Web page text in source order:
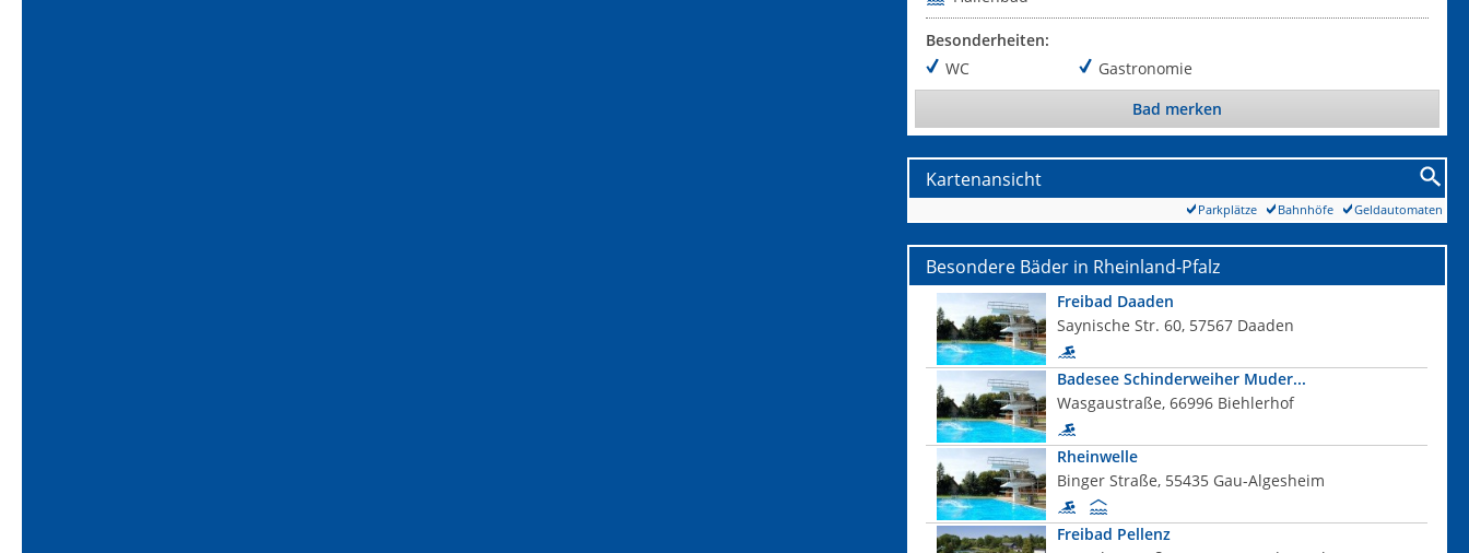
Besonderheiten:
WC
Gastronomie
Bad merken
Kartenansicht
Geldautomaten
Bahnhöfe
Parkplätze
Besondere Bäder in Rheinland-Pfalz
Freibad Daaden
Saynische Str. 60, 57567 Daaden
Badesee Schinderweiher Muder...
Wasgaustraße, 66996 Biehlerhof
Rheinwelle
Binger Straße, 55435 Gau-Algesheim
Freibad Pellenz